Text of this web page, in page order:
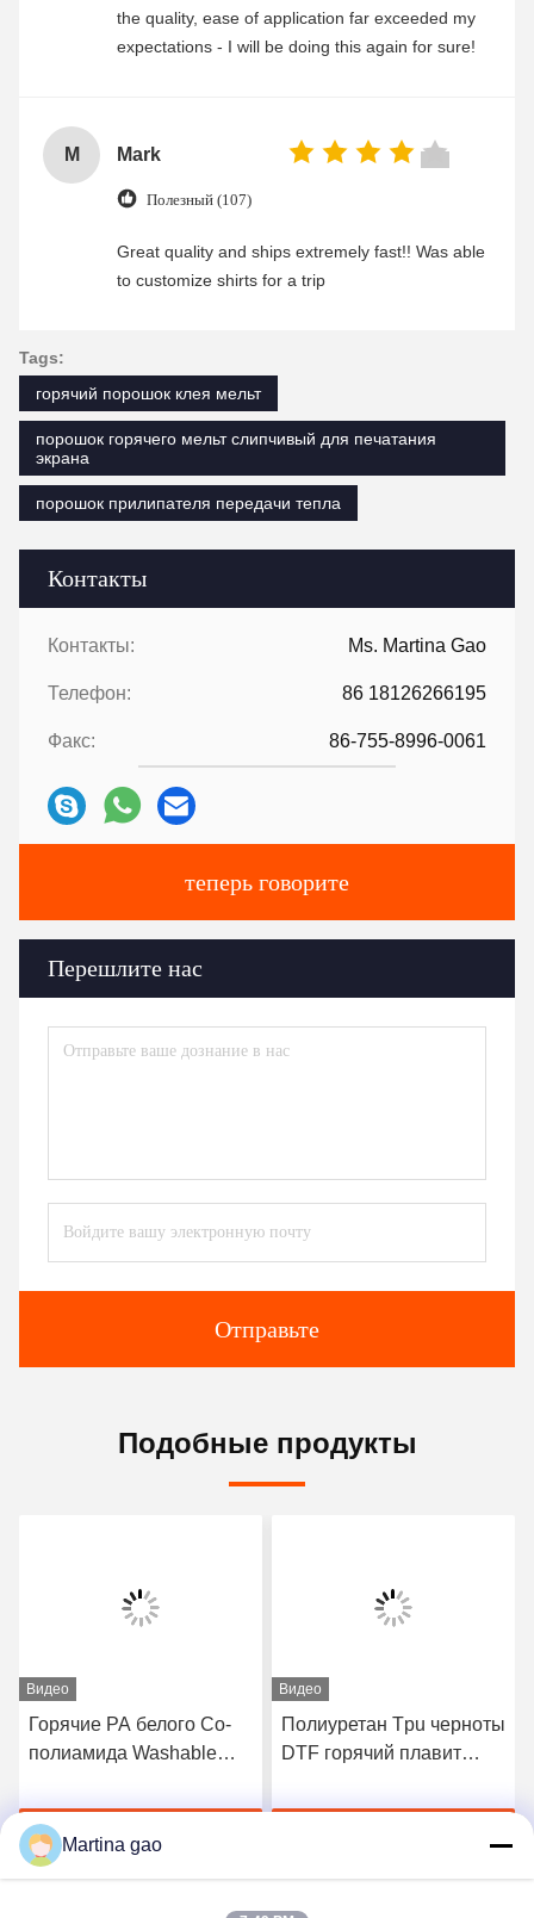
Контакты
Контакты: Ms. Martina Gao
Телефон: 86 18126266195
Факс: 86-755-8996-0061
теперь говорите
Перешлите нас
Отправьте
the quality, ease of application far exceeded my
expectations - I will be doing this again for sure!
M Mark
Полезный (107)
Great quality and ships extremely fast!! Was able
to customize shirts for a trip
Tags:
горячий порошок клея мельт
порошок горячего мельт слипчивый для печатания
экрана
порошок прилипателя передачи тепла
Подобные продукты
Видео
Горячие PA белого Со-
полиамида Washable
печатания передачи
тепла
Получите самую
Видео
Полиуретан Tpu черноты
DTF горячий плавит
печатания передачи
Martina gao